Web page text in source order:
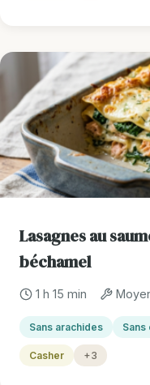
Lasagnes au
béchamel
1 h 15 min
Sans arachides Sans
Casher +3